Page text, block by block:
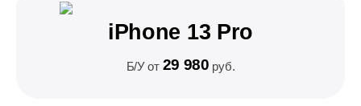
iPhone 13 Pro
Б/У от 29 980 руб.